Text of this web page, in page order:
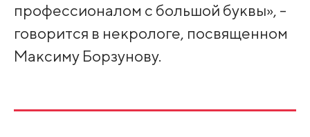
профессионалом с большой буквы», -
говорится в некрологе, посвященном
Максиму Борзунову.